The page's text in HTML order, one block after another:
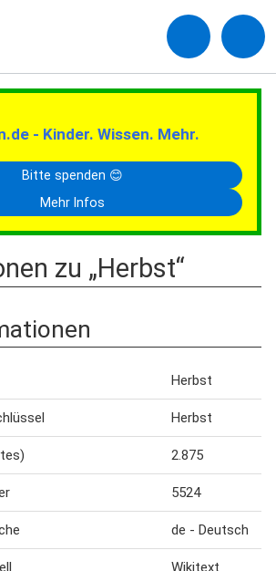
- Kinder. Wissen. Mehr.
Bitte spenden 😊
Mehr Infos
zu „Herbst“
Herbst
Herbst
2.875
5524
de - Deutsch
Wikitext